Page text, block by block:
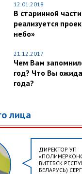
12.01.2018
В старинной
реализуется
небо»
21.12.2017
Чем Вам
год? Что Вы
года?
лица
ДИРЕКТОР УП
ВИТЕБСК
БЕЛАРУСЬ)